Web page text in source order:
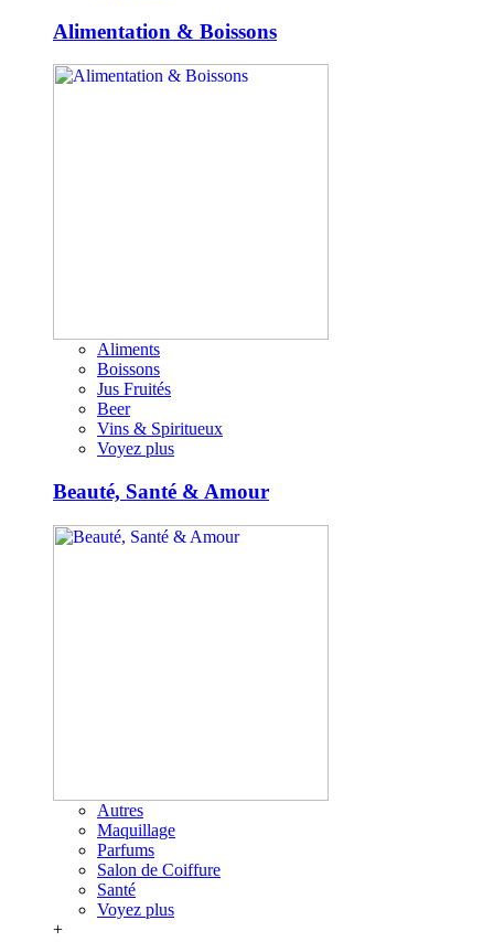
Alimentation & Boissons
Aliments
Boissons
Jus Fruités
Beer
Vins & Spiritueux
Voyez plus
Beauté, Santé & Amour
Autres
Maquillage
Parfums
Salon de Coiffure
Santé
Voyez plus
+